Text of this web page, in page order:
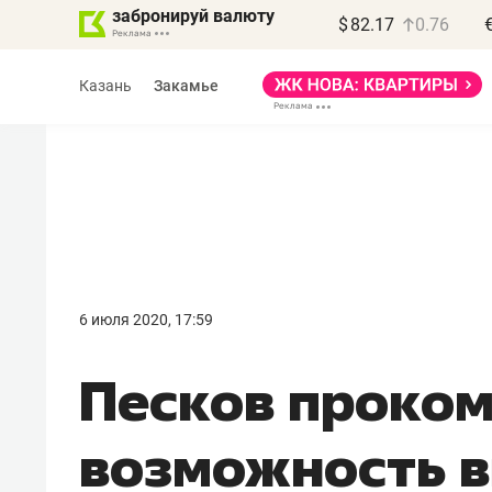
забронируй валюту $ 82.17 0.76
Казань Закамье
6 июля 2020, 17:59
Песков
возможность
правил, бизнес может
потерять минимум